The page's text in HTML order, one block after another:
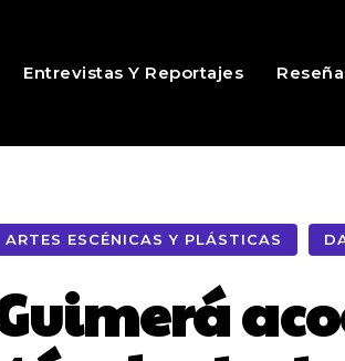
Entrevistas Y Reportajes
ARTES ESCÉNICAS Y PLÁSTICAS